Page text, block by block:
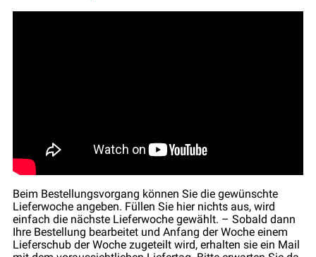
Beim Bestellungsvorgang können Sie die gewünschte
Lieferwoche angeben. Füllen Sie hier nichts aus, wird
einfach die nächste Lieferwoche gewählt. – Sobald dann
Ihre Bestellung bearbeitet und Anfang der Woche einem
Lieferschub der Woche zugeteilt wird, erhalten sie ein Mail